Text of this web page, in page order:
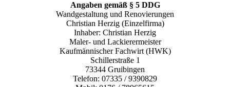
Angaben gemäß § 5 DDG
Wandgestaltung und Renovierungen
Christian Herzig (Einzelfirma)
Inhaber: Christian Herzig
Maler- und Lackierermeister
Kaufmännischer Fachwirt (HWK)
Schillerstraße 1
73344 Gruibingen
Telefon: 07335 / 9390829